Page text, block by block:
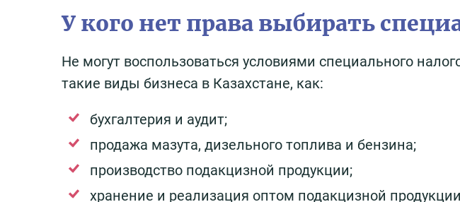
У кого нет права выбирать
Не могут воспользоваться условиями специального
такие виды бизнеса в Казахстане, как:
бухгалтерия и аудит;
продажа мазута, дизельного топлива и бензина;
производство подакцизной продукции;
хранение и реализация оптом подакцизной